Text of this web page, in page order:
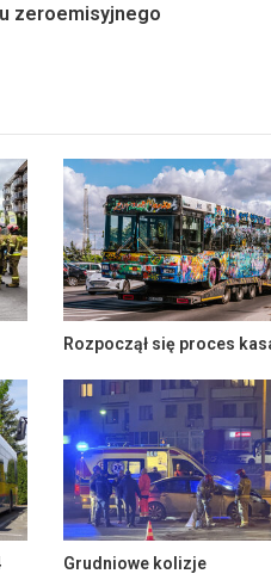
zeroemisyjnego
Rozpoczął się proces
Grudniowe kolizje